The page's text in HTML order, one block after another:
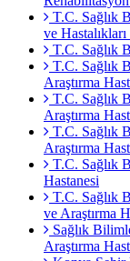
T.C. Sağlık
ve
T.C. Sağlık
T.C. Sağlık
Araştırma
T.C. Sağlık
Araştırma
T.C. Sağlık
Araştırma
T.C. Sağlık
Hastanesi
T.C. Sağlık
ve Araştırma
Sağlık
Araştırma